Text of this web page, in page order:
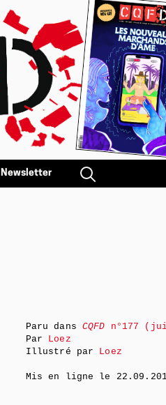
Newsletter
Paru dans CQFD n°177
Par Loez
Illustré par Loez
Mis en ligne le